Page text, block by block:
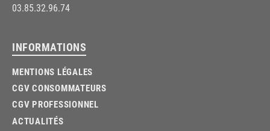
03.85.32.96.74
INFORMATIONS
MENTIONS LÉGALES
CGV CONSOMMATEURS
CGV PROFESSIONNEL
ACTUALITÉS